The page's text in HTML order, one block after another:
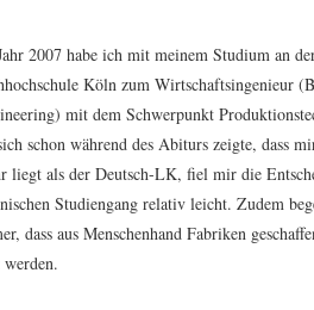
2007 habe ich mit meinem Studium an
Köln zum Wirtschaftsingenieur
mit dem Schwerpunkt
schon während des Abiturs zeigte, dass
liegt als der Deutsch-LK, fiel mir die
Studiengang relativ leicht. Zudem
dass aus Menschenhand Fabriken